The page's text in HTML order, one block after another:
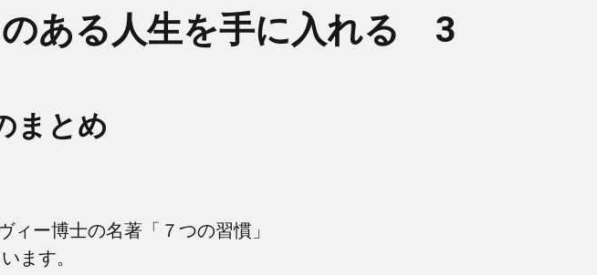
ある人生を手に入れる 3
まとめ
ィー博士の名著「７つの習慣」
ます。